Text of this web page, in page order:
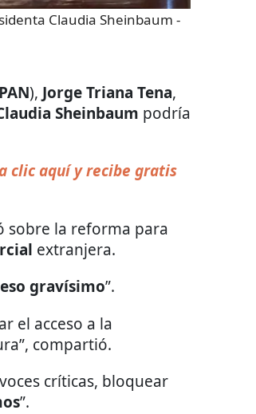
Claudia Sheinbaum -
PAN), Jorge Triana Tena,
Sheinbaum podría
clic aquí y recibe gratis
sobre la reforma para
extranjera.
gravísimo”.
el acceso a la
compartió.
críticas, bloquear
”.